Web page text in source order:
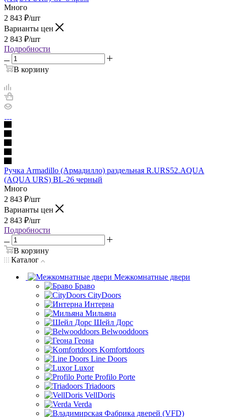
Много
2 843 ₽/шт
Варианты цен
2 843 ₽/шт
Подробности
В корзину
Ручка Armadillo (Армадилло) раздельная R.URS52.AQUA
(AQUA URS) BL-26 черный
Много
2 843 ₽/шт
Варианты цен
2 843 ₽/шт
Подробности
В корзину
Каталог
Межкомнатные двери
Браво
CityDoors
Интерна
Мильяна
Шейл Дорс
Belwooddoors
Геона
Komfortdoors
Line Doors
Luxor
Profilo Porte
Triadoors
VellDoris
Verda